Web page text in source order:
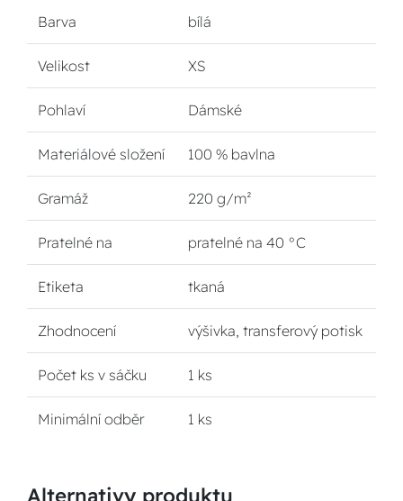
Barva bílá
Velikost XS
Pohlaví Dámské
Materiálové složení 100 % bavlna
Gramáž 220 g/m²
Pratelné na pratelné na 40 °C
Etiketa tkaná
Zhodnocení výšivka, transferový potisk
Počet ks v sáčku 1 ks
Minimální odběr 1 ks
Alternativy produktu